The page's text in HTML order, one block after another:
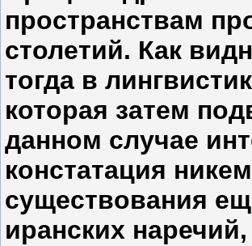
пространствам
столетий. Как
тогда в
которая затем
данном случае
констатация
существования
иранских